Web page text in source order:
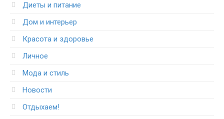
Диеты и питание
Дом и интерьер
Красота и здоровье
Личное
Мода и стиль
Новости
Отдыхаем!